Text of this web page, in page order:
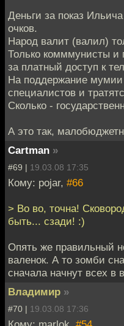
Деньги за показ
очков.
Народ валит (валил)
Только комммунисты и
за платный доступ к
На поддержание мумии
специалистов и
Сколько -
А это так,
Cartman »
#69 | 19.03.08 17:35
Кому: pojar, #66
> Во во, точна!
быть... сзади! :)
Опять же правильный
валенок. А то зомби
сначала начнут всех в
Владимир »
#70 | 19.03.08 17:36